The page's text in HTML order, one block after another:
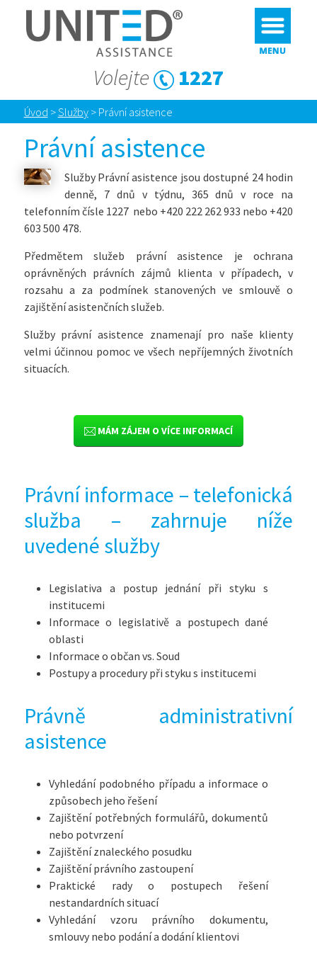
Volejte 1227
Úvod >Služby> Právní asistence
Právní asistence
Služby Právní asistence jsou dostupné 24 hodin
denně, 7 dnů v týdnu, 365 dnů v roce na
telefonním čísle 1227 nebo +420 222 262 933 nebo +420
603 500 478.
Předmětem služeb právní asistence je ochrana
oprávněných právních zájmů klienta v případech, v
rozsahu a za podmínek stanovených ve smlouvě o
zajištění asistenčních služeb.
Služby právní asistence znamenají pro naše klienty
velmi účinnou pomoc ve všech nepříjemných životních
situacích.
MÁM ZÁJEM O VÍCE INFORMACÍ
Právní informace – telefonická
služba – zahrnuje níže
uvedené služby
Legislativa a postup jednání při styku s
institucemi
Informace o legislativě a postupech dané
oblasti
Informace o občan vs. Soud
Postupy a procedury při styku s institucemi
Právně administrativní
asistence
Vyhledání podobného případu a informace o
způsobech jeho řešení
Zajištění potřebných formulářů, dokumentů
nebo potvrzení
Zajištění znaleckého posudku
Zajištění právního zastoupení
Praktické rady o postupech řešení
nestandardních situací
Vyhledání vzoru právního dokumentu,
smlouvy nebo podání a dodání klientovi